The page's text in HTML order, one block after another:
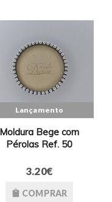
Lançamento
Moldura Bege com
Pérolas Ref. 50
3.20€
COMPRAR